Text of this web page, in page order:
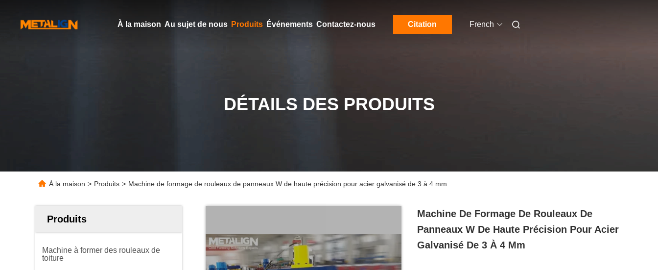
À la maison Au sujet de nous Produits Événements Contactez-nous Citation French
DÉTAILS DES PRODUITS
À la maison > Produits > Machine de formage de rouleaux de panneaux W de haute précision pour acier galvanisé de 3 à 4 mm
Produits
Machine à former des rouleaux de
toiture
Machine De Formage De Rouleaux De
Panneaux W De Haute Précision Pour Acier
Galvanisé De 3 À 4 Mm